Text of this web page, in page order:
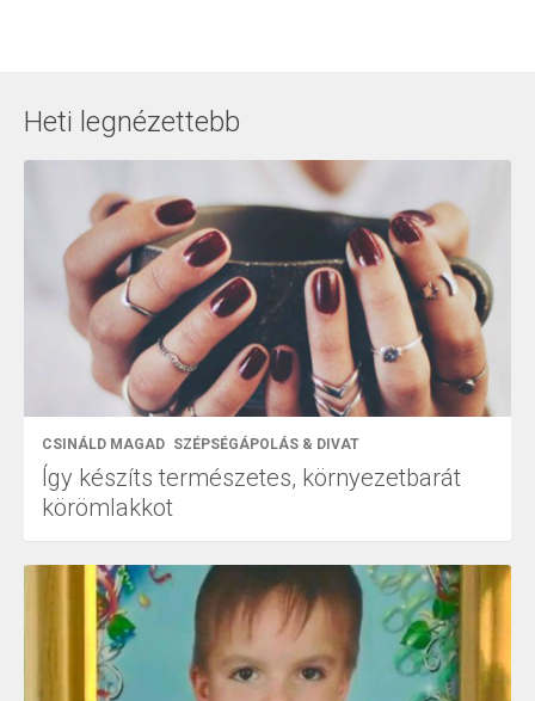
Heti legnézettebb
CSINÁLD MAGAD SZÉPSÉGÁPOLÁS & DIVAT
Így készíts természetes, környezetbarát
körömlakkot